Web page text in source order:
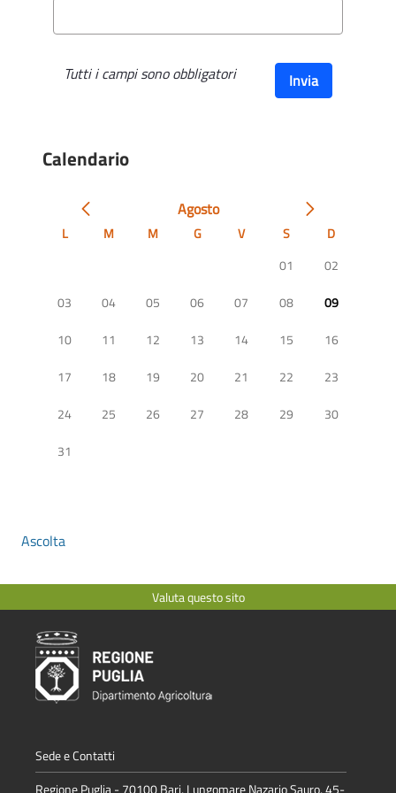
Tutti i campi sono obbligatori Invia
Calendario
Agosto
L M M G V S
D
01
02
03
04 05 06 07 08
09
10
11 12 13 14 15
16
17
18 19 20 21 22
23
24
25 26 27 28 29
30
31
Ascolta
Valuta questo sito
Sede e Contatti
Regione Puglia - 70100 Bari, Lungomare Nazario Sauro, 45-